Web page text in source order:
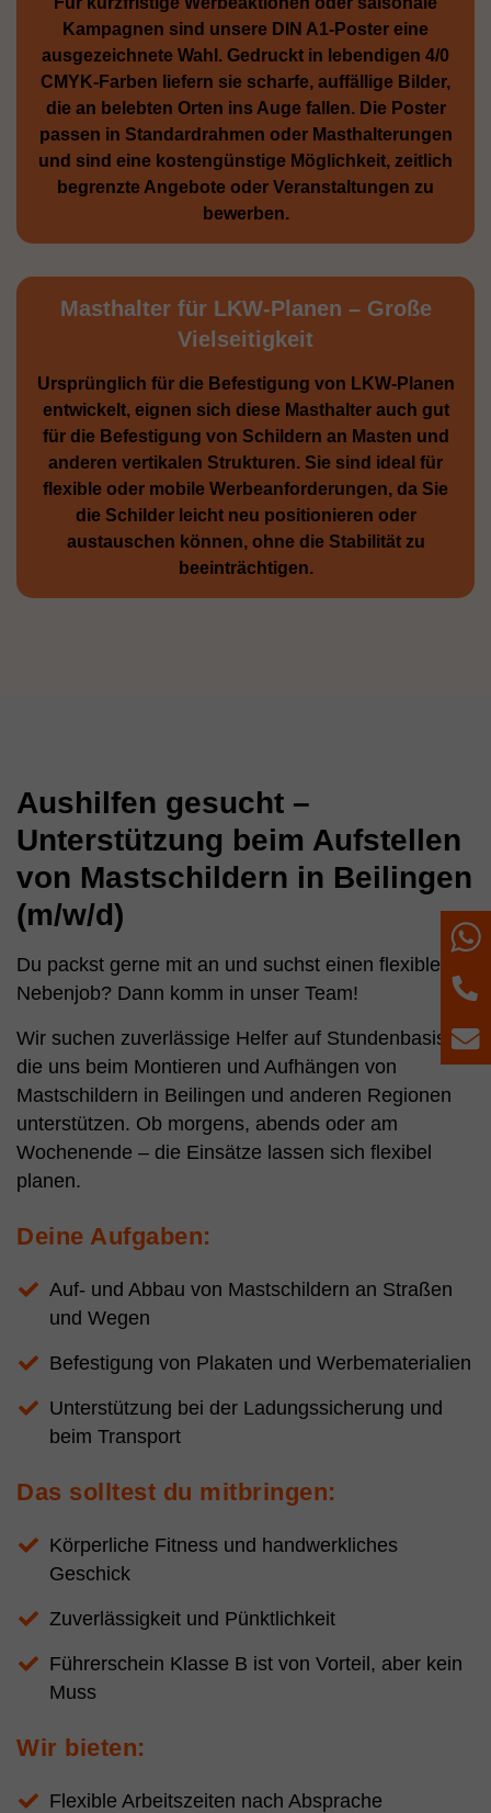
Kampagnen sind unsere DIN A1-Poster eine
ausge­zeichnete Wahl. Gedruckt in lebendigen 4/0
CMYK-Farben liefern sie scharfe, auffällige Bilder,
die an belebten Orten ins Auge fallen. Die Poster
passen in Standardrahmen oder Masthalterungen
und sind eine kostengünstige Möglichkeit, zeitlich
begrenzte Angebote oder Veranstaltungen zu
bewerben.
Masthalter für LKW-Planen – Große
Vielseitigkeit
Ursprünglich für die Be­festigung von LKW-Planen
entwickelt, eignen sich diese Masthalter auch gut
für die Befestigung von Schildern an Masten und
anderen vertikalen Strukturen. Sie sind ideal für
flexible oder mobile Werbean­forderungen, da Sie
die Schilder leicht neu positio­nieren oder
austauschen können, ohne die Stabilität zu
beeinträchtigen.
Aushilfen gesucht –
Unterstützung beim Aufstellen
von Mastschildern in Beilingen
(m/w/d)
Du packst gerne mit an und suchst einen flexiblen
Nebenjob? Dann komm in unser Team!
Wir suchen zuverlässige Helfer auf Stundenbasis,
die uns beim Montieren und Aufhängen von
Mastschildern in Beilingen und anderen Regionen
unterstützen. Ob morgens, abends oder am
Wochenende – die Einsätze lassen sich flexibel
planen.
Deine Aufgaben:
Auf- und Abbau von Mastschildern an Straßen
und Wegen
Befestigung von Plakaten und Werbematerialien
Unterstützung bei der Ladungssicherung und
beim Transport
Das solltest du mitbringen:
Körperliche Fitness und handwerkliches
Geschick
Zuverlässigkeit und Pünktlichkeit
Führerschein Klasse B ist von Vorteil, aber kein
Muss
Wir bieten:
Flexible Arbeitszeiten nach Absprache